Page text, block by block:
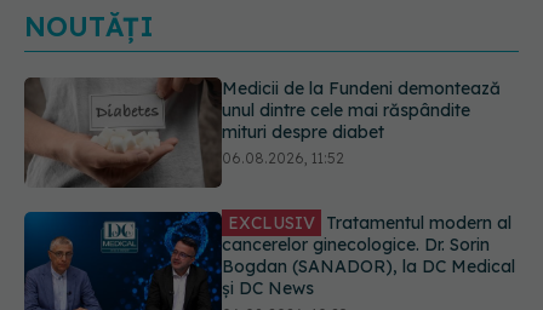
NOUTĂȚI
EXCLUSIV Tratamentul modern al
cancerelor ginecologice. Dr. Sorin
Bogdan (SANADOR), la DC Medical
Pepenele roșu sau cel galben: care
crește glicemia mai repede.
Răspunsul unui medic diabetolog